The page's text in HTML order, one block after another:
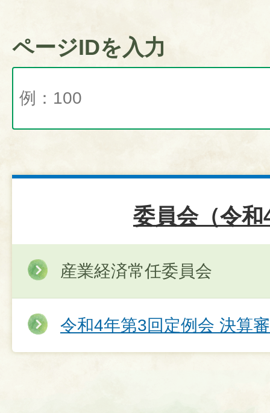
ページIDを入力
委員会（令和
産業経済常任委員会
令和4年第3回定例会 決算